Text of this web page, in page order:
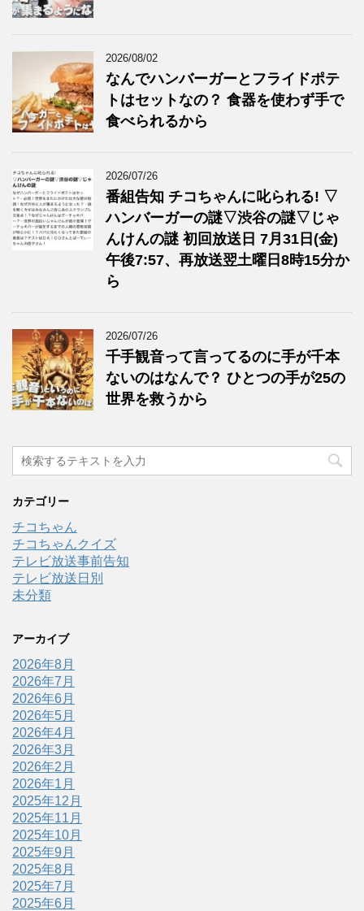
2026/08/02
なんでハンバーガーとフライドポテ
トはセットなの？ 食器を使わず手で
食べられるから
2026/07/26
番組告知 チコちゃんに叱られる! ▽
ハンバーガーの謎▽渋谷の謎▽じゃ
んけんの謎 初回放送日 7月31日(金)
午後7:57、再放送翌土曜日8時15分か
ら
2026/07/26
千手観音って言ってるのに手が千本
ないのはなんで？ ひとつの手が25の
世界を救うから
カテゴリー
チコちゃん
チコちゃんクイズ
テレビ放送事前告知
テレビ放送日別
未分類
アーカイブ
2026年8月
2026年7月
2026年6月
2026年5月
2026年4月
2026年3月
2026年2月
2026年1月
2025年12月
2025年11月
2025年10月
2025年9月
2025年8月
2025年7月
2025年6月